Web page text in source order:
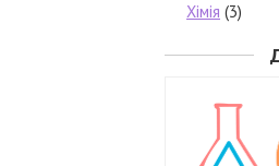
Хімія (3)